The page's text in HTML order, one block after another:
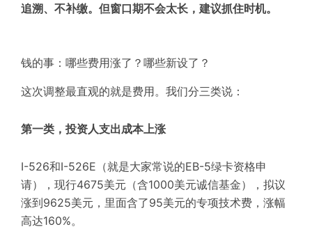
追溯、不补缴。但窗口期不会太长，建议抓住时机。
钱的事：哪些费用涨了？哪些新设了？
这次调整最直观的就是费用。我们分三类说：
第一类，投资人支出成本上涨
I-526和I-526E（就是大家常说的EB-5绿卡资格申
请），现行4675美元（含1000美元诚信基金），拟议
涨到9625美元，里面含了95美元的专项技术费，涨幅
高达160%。